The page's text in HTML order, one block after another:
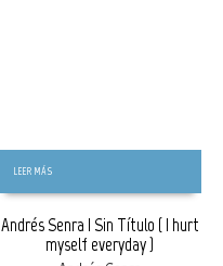
LEER MÁS
Andrés Senra | Sin Título ( I hurt
myself everyday )